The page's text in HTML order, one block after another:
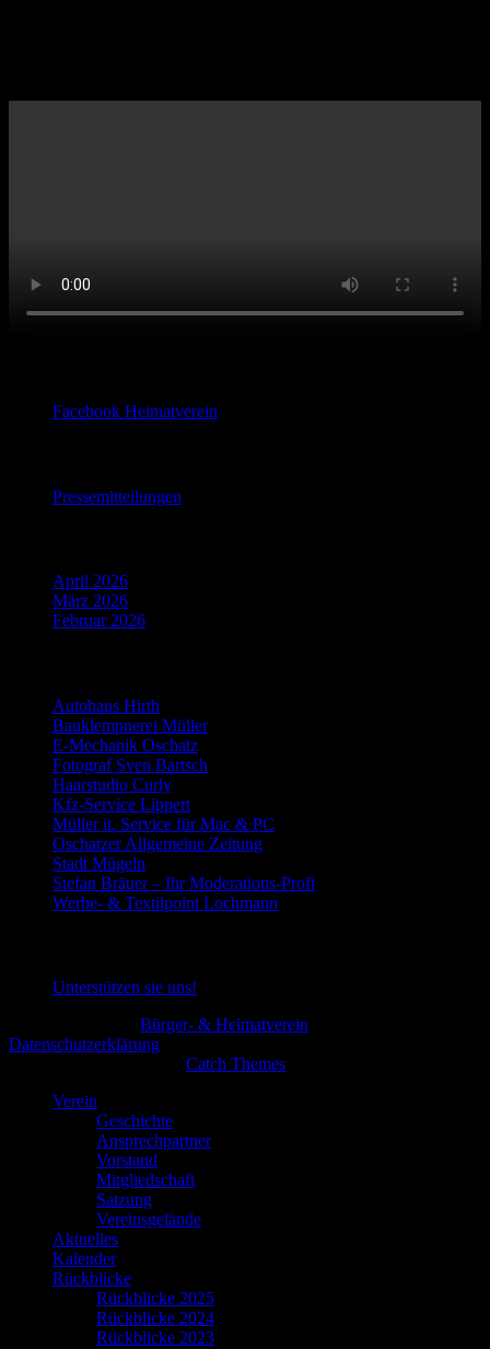
Facebook Heimatverein
Pressemitteilungen
April 2026
März 2026
Februar 2026
Autohaus Hirth
Bauklempnerei Müller
E-Mechanik Oschatz
Fotograf Sven Bartsch
Haarstudio Curly
Kfz-Service Lippert
Müller it. Service für Mac & PC
Oschatzer Allgemeine Zeitung
Stadt Mügeln
Stefan Bräuer – Ihr Moderations-Profi
Werbe- & Textilpoint Lochmann
Unterstützen sie uns!
Bürger- & Heimatverein
Datenschutzerklärung
Catch Themes
Verein
Geschichte
Ansprechpartner
Vorstand
Mitgliedschaft
Satzung
Vereinsgelände
Aktuelles
Kalender
Rückblicke
Rückblicke 2025
Rückblicke 2024
Rückblicke 2023